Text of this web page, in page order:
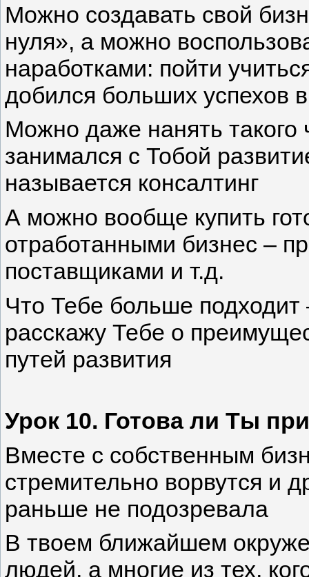
Можно создавать свой
нуля», а можно
наработками: пойти
добился больших успехов
Можно даже нанять такого
занимался с Тобой
называется консалтинг
А можно вообще купить
отработанными бизнес –
поставщиками и т.д.
Что Тебе больше
расскажу Тебе о
путей развития
Урок 10. Готова ли Ты
Вместе с собственным
стремительно ворвутся и
раньше не подозревала
В твоем ближайшем
людей, а многие из тех,